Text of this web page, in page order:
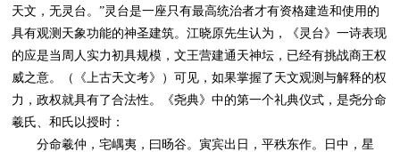
天文，无灵台。”灵台是一座只有最高统治者才有资格建造和使用的
具有观测天象功能的神圣建筑。江晓原先生认为，《灵台》一诗表现
的应是当周人实力初具规模，文王营建通天神坛，已经有挑战商王权
威之意。（《上古天文考》）可见，如果掌握了天文观测与解释的权
力，政权就具有了合法性。《尧典》中的第一个礼典仪式，是尧分命
羲氏、和氏以授时：
分命羲仲，宅嵎夷，曰旸谷。寅宾出日，平秩东作。日中，星